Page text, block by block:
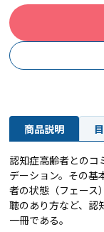
商品説明
認知症高齢者とのコ
デーション。その基
者の状態（フェース
聴のあり方など、認
一冊である。